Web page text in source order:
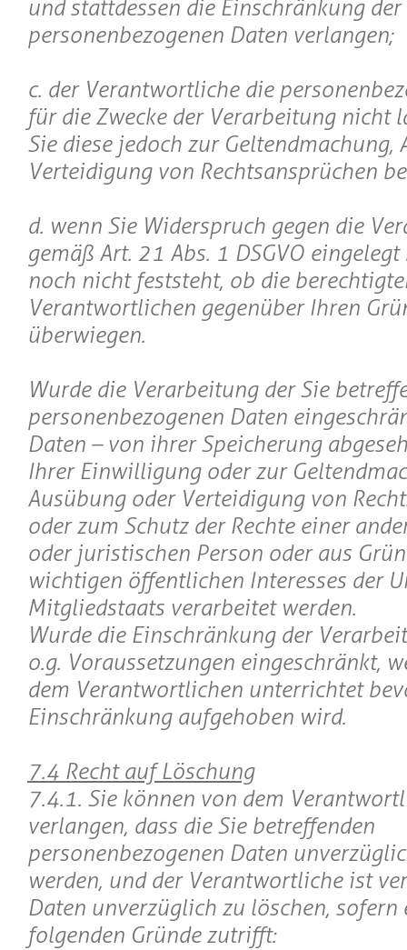
und stattdessen die Einschränkung
personenbezogenen Daten verlangen;
c. der Verantwortliche die
für die Zwecke der Verarbeitung nicht
Sie diese jedoch zur Geltendmachung,
Verteidigung von Rechtsansprüchen
d. wenn Sie Widerspruch gegen die
gemäß Art. 21 Abs. 1 DSGVO
noch nicht feststeht, ob die
Verantwortlichen gegenüber Ihren
überwiegen.
Wurde die Verarbeitung der Sie
personenbezogenen Daten
Daten – von ihrer Speicherung
Ihrer Einwilligung oder zur
Ausübung oder Verteidigung von
oder zum Schutz der Rechte einer
oder juristischen Person oder aus
wichtigen öffentlichen Interesses der
Mitgliedstaats verarbeitet werden.
Wurde die Einschränkung der
o.g. Voraussetzungen eingeschränkt,
dem Verantwortlichen unterrichtet
Einschränkung aufgehoben wird.
7.4 Recht auf Löschung
7.4.1. Sie können von dem
verlangen, dass die Sie betreffenden
personenbezogenen Daten
werden, und der Verantwortliche ist
Daten unverzüglich zu löschen, sofern
folgenden Gründe zutrifft: